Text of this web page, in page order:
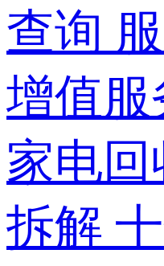
查询
增值服
家电回
拆解